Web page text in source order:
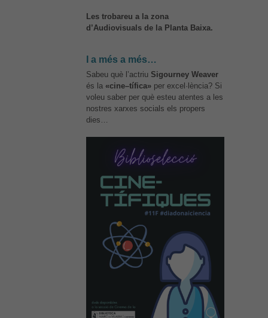
Les trobareu a la zona
d’Audiovisuals de la Planta Baixa.
I a més a més…
Sabeu què l’actriu Sigourney Weaver
és la «cine–tífica»per excel·lència? Si
voleu saber per què esteu atentes a les
nostres xarxes socials els propers
dies…